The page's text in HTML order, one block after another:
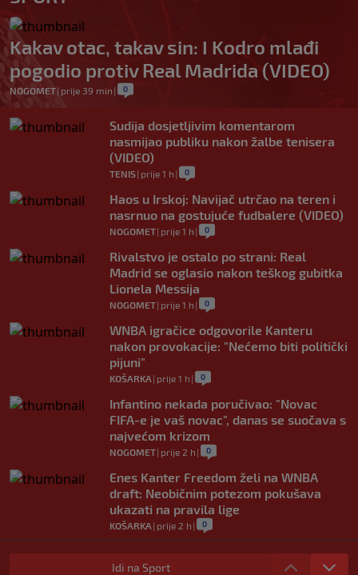
Kakav otac, takav sin: I Kodro mlađi
pogodio protiv Real Madrida (VIDEO)
NOGOMET| prije 39 min | 0
Sudija dosjetljivim komentarom
nasmijao publiku nakon žalbe tenisera
(VIDEO)
TENIS| prije 1 h | 0
Haos u Irskoj: Navijač utrčao na teren i
nasrnuo na gostujuće fudbalere (VIDEO)
NOGOMET| prije 1 h | 0
Rivalstvo je ostalo po strani: Real
Madrid se oglasio nakon teškog gubitka
Lionela Messija
NOGOMET| prije 1 h | 0
WNBA igračice odgovorile Kanteru
nakon provokacije: "Nećemo biti politički
pijuni"
KOŠARKA | prije 1 h | 0
Infantino nekada poručivao: "Novac
FIFA-e je vaš novac", danas se suočava s
najvećom krizom
NOGOMET| prije 2 h | 0
Enes Kanter Freedom želi na WNBA
draft: Neobičnim potezom pokušava
ukazati na pravila lige
KOŠARKA | prije 2 h | 0
Jakirovićev Hull City doživio prvi poraz
na pripremama, bolji bio Eintracht
Idi na Sport